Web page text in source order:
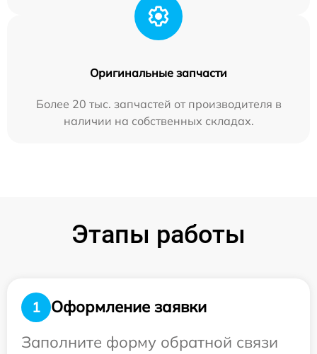
Оригинальные запчасти
Более 20 тыс. запчастей от производителя в
наличии на собственных складах.
Этапы работы
1
Оформление заявки
Заполните форму обратной связи